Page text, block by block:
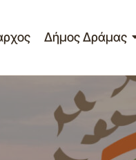
Δήμος Δράμας
Πίνακας
Δημοτικής